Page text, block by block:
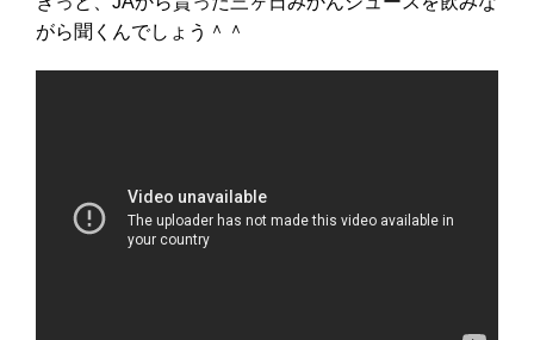
がら聞くんでしょう＾＾